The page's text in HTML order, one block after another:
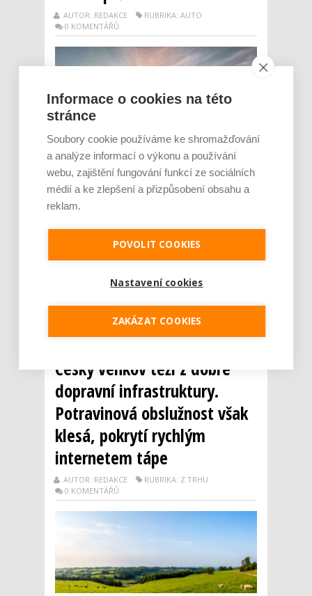
AUTOR: REDAKCE
RUBRIKA: AUTO
0 KOMENTÁŘŮ
Rychlé opotřebení brzd patří k jednomu
z průzkumu sítě nezávislých autoservisů
upozorňovali mechanici u téměř poloviny
Číst dál
Český venkov těží z dobré
dopravní infrastruktury.
Potravinová obslužnost však
klesá, pokrytí rychlým
internetem tápe
AUTOR: REDAKCE
RUBRIKA: Z TRHU
0 KOMENTÁŘŮ
Informace o cookies na této
stránce
Soubory cookie používáme ke shromažďování
a analýze informací o výkonu a používání
webu, zajištění fungování funkcí ze sociálních
médií a ke zlepšení a přizpůsobení obsahu a
reklam.
POVOLIT COOKIES
Nastavení cookies
ZAKÁZAT COOKIES